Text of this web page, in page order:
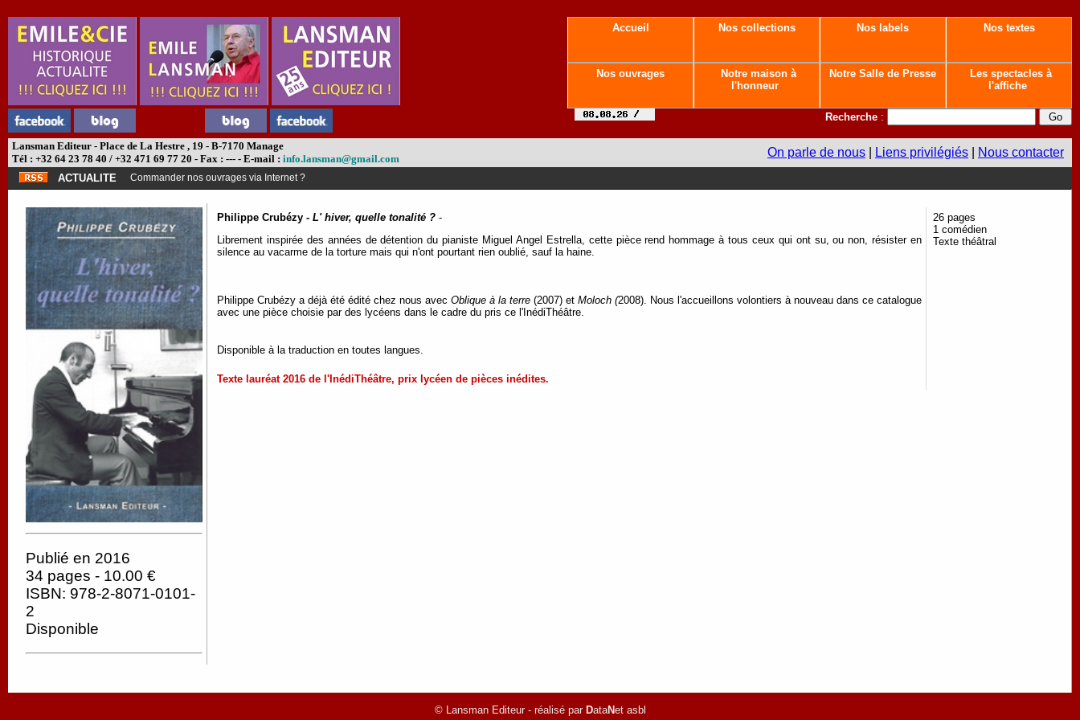
Accueil Nos collections Nos labels Nos textes
Nos ouvrages
Notre maison à
l'honneur
Notre Salle de Presse
Les spectacles à
l'affiche
Recherche :
Lansman Editeur - Place de La Hestre , 19 - B-7170 Manage
Tél : +32 64 23 78 40 / +32 471 69 77 20 - Fax : --- - E-mail : info.lansman@gmail.com On parle de nous Liens privilégiés Nous contacter
ACTUALITE Commander nos ouvrages via Internet ?
Publié en 2016
34 pages - 10.00 €
ISBN: 978-2-8071-0101-
2
Disponible
Philippe Crubézy - L' hiver, quelle tonalité ? -
Librement inspirée des années de détention du pianiste Miguel Angel Estrella, cette pièce rend hommage à tous ceux qui ont su, ou non, résister en
silence au vacarme de la torture mais qui n'ont pourtant rien oublié, sauf la haine.
Philippe Crubézy a déjà été édité chez nous avec Oblique à la terre (2007) et Moloch (2008). Nous l'accueillons volontiers à nouveau dans ce catalogue
avec une pièce choisie par des lycéens dans le cadre du pris ce l'InédiThéâtre.
Disponible à la traduction en toutes langues.
Texte lauréat 2016 de l'InédiThéâtre, prix lycéen de pièces inédites.
26 pages
1 comédien
Texte théâtral
© Lansman Editeur - réalisé par DataNet asbl